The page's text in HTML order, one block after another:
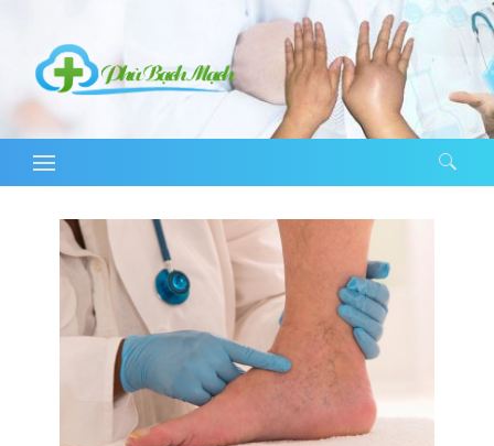
Tìm kiếm cho: